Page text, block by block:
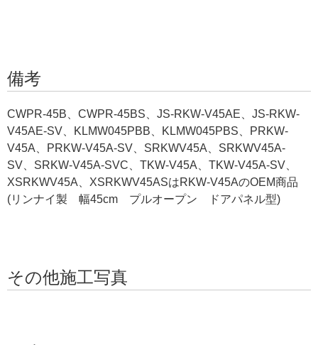
備考
CWPR-45B、CWPR-45BS、JS-RKW-V45AE、JS-RKW-
V45AE-SV、KLMW045PBB、KLMW045PBS、PRKW-
V45A、PRKW-V45A-SV、SRKWV45A、SRKWV45A-
SV、SRKW-V45A-SVC、TKW-V45A、TKW-V45A-SV、
XSRKWV45A、XSRKWV45ASはRKW-V45AのOEM商品
(リンナイ製 幅45cm プルオープン ドアパネル型)
その他施工写真